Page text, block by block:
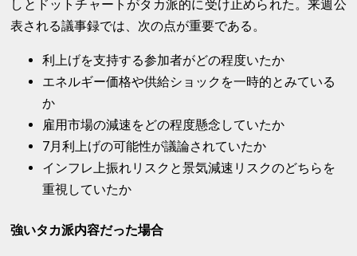
しとドットチャートがタカ派的に受け止められた。来週公
表される議事録では、次の点が重要である。
利上げを支持する参加者がどの程度いたか
エネルギー価格や供給ショックを一時的とみている
か
雇用市場の減速をどの程度懸念していたか
7月利上げの可能性が議論されていたか
インフレ上振れリスクと景気減速リスクのどちらを
重視していたか
強いタカ派内容だった場合